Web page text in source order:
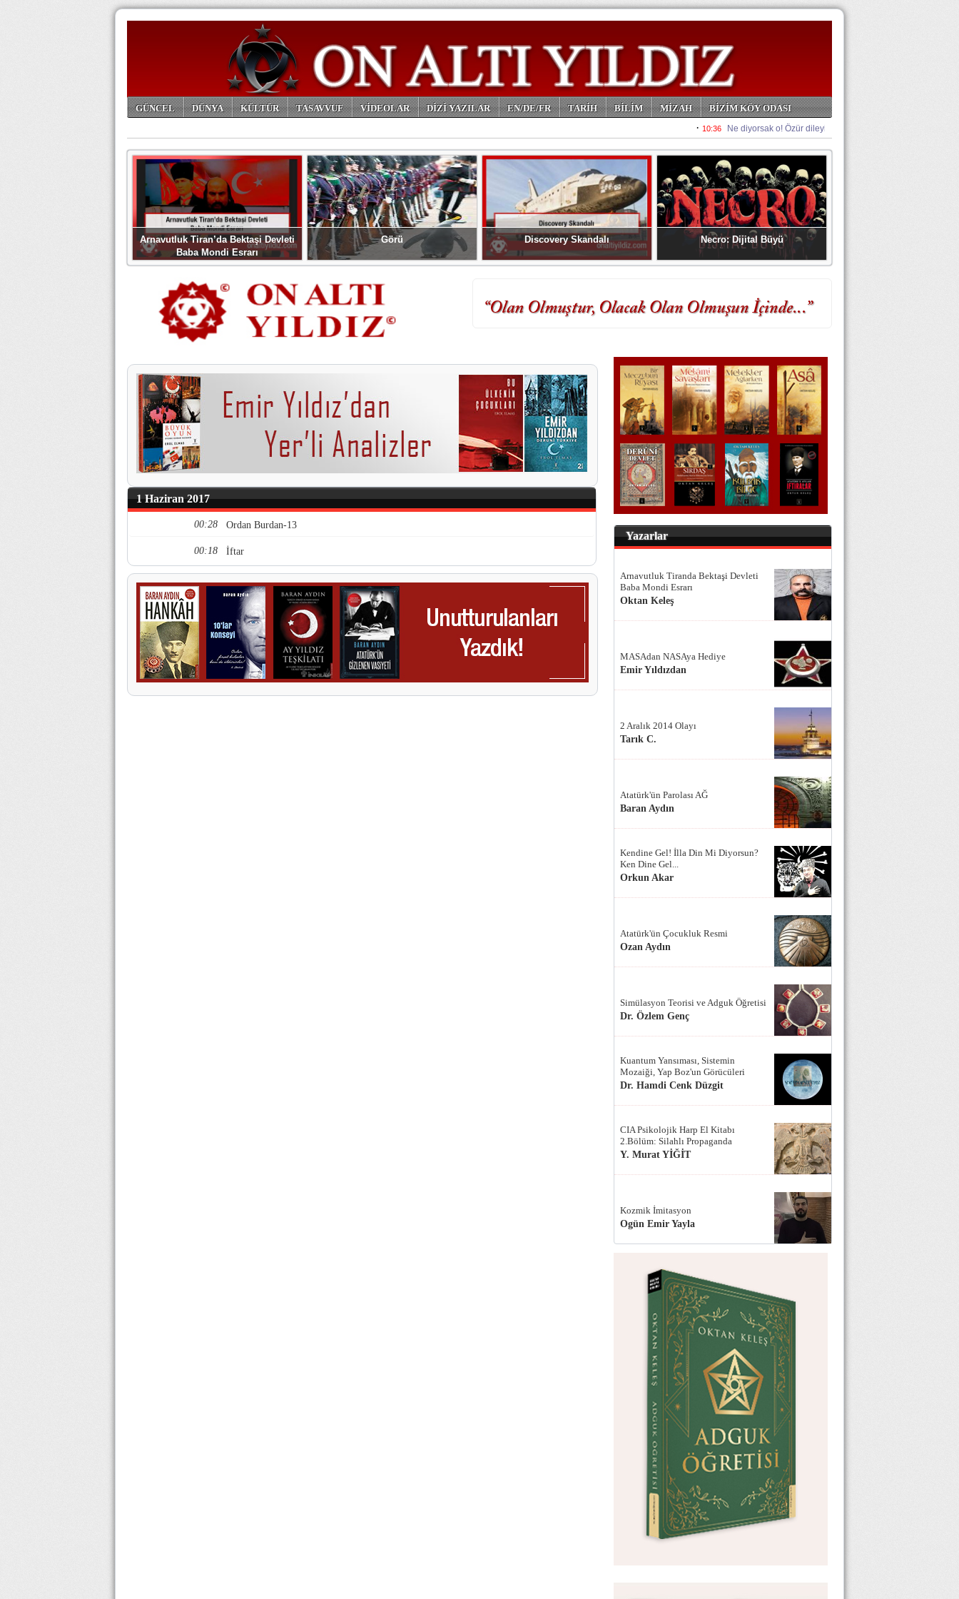
GÜNCEL DÜNYA KÜLTÜR TASAVVUF VİDEOLAR DİZİ YAZILAR EN/DE/FR TARİH BİLİM MİZAH
BİZİM KÖY ODASI
Arnavutluk Tiran’da Bektaşi Devleti
Baba Mondi Esrarı
Görü Discovery Skandalı Necro: Dijital Büyü
1 Haziran 2017
00:28 Ordan Burdan-13
00:18 İftar
Yazarlar
Arnavutluk Tiranda Bektaşi Devleti
Baba Mondi Esrarı
Oktan Keleş
MASAdan NASAya Hediye
Emir Yıldızdan
2 Aralık 2014 Olayı
Tarık C.
Atatürk'ün Parolası AĞ
Baran Aydın
Kendine Gel! İlla Din Mi Diyorsun?
Ken Dine Gel...
Orkun Akar
Atatürk'ün Çocukluk Resmi
Ozan Aydın
Simülasyon Teorisi ve Adguk Öğretisi
Dr. Özlem Genç
Kuantum Yansıması, Sistemin
Mozaiği, Yap Boz'un Görücüleri
Dr. Hamdi Cenk Düzgit
CIA Psikolojik Harp El Kitabı
2.Bölüm: Silahlı Propaganda
Y. Murat YİĞİT
Kozmik İmitasyon
Ogün Emir Yayla